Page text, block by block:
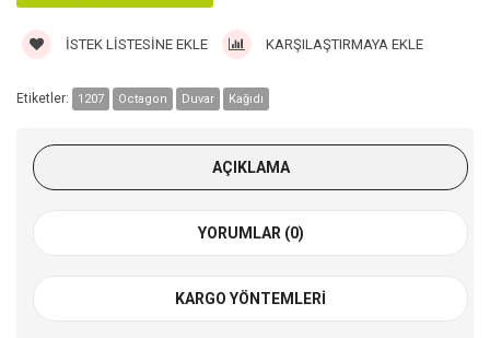
İSTEK LISTESINE EKLE KARŞILAŞTIRMAYA EKLE
Etiketler: 1207 Octagon Duvar Kağıdı
AÇIKLAMA
YORUMLAR (0)
KARGO YÖNTEMLERI